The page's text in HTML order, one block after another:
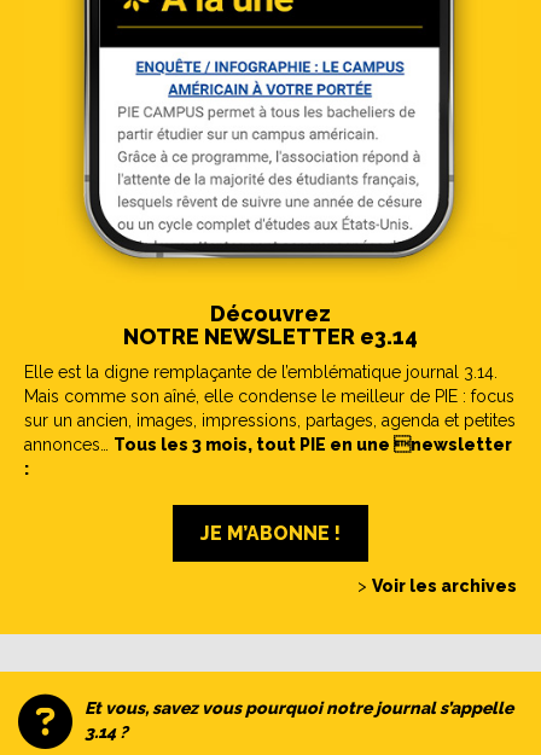
Découvrez
NOTRE NEWSLETTER e3.14
Elle est la digne remplaçante de l’emblématique journal 3.14.
Mais comme son aîné, elle condense le meilleur de PIE : focus
sur un ancien, images, impressions, partages, agenda et petites
annonces… Tous les 3 mois, tout PIE en une newsletter
:
JE M’ABONNE !
> Voir les archives
Et vous, savez vous pourquoi notre journal s’appelle
3.14 ?